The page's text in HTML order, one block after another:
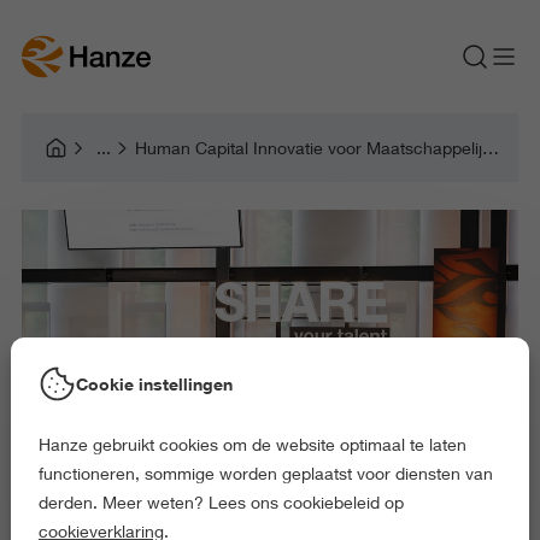
Human Capital Innovatie voor Maatschappelijk Verdienvermogen
Cookie instellingen
Hanze gebruikt cookies om de website optimaal te laten
functioneren, sommige worden geplaatst voor diensten van
derden. Meer weten? Lees ons cookiebeleid op
cookieverklaring.